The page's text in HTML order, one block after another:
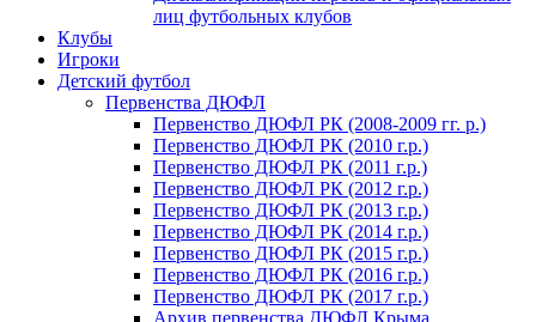
лиц футбольных клубов
Клубы
Игроки
Детский футбол
Первенства ДЮФЛ
Первенство ДЮФЛ РК (2008-2009 гг. р.)
Первенство ДЮФЛ РК (2010 г.р.)
Первенство ДЮФЛ РК (2011 г.р.)
Первенство ДЮФЛ РК (2012 г.р.)
Первенство ДЮФЛ РК (2013 г.р.)
Первенство ДЮФЛ РК (2014 г.р.)
Первенство ДЮФЛ РК (2015 г.р.)
Первенство ДЮФЛ РК (2016 г.р.)
Первенство ДЮФЛ РК (2017 г.р.)
Архив первенства ДЮФЛ Крыма